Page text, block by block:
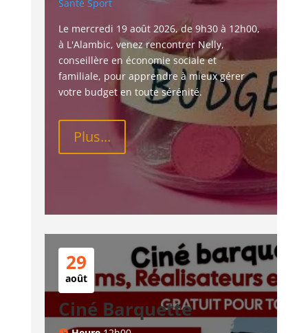
Santé Sport
Le mercredi 19 août 2026, de 9h30 à 12h00,
à L'Alambic, venez rencontrer Nelly,
conseillère en économie sociale et
familiale, pour apprendre à mieux gérer
votre budget en toute sérénité.
Plus...
29
août
Ciné Barquette